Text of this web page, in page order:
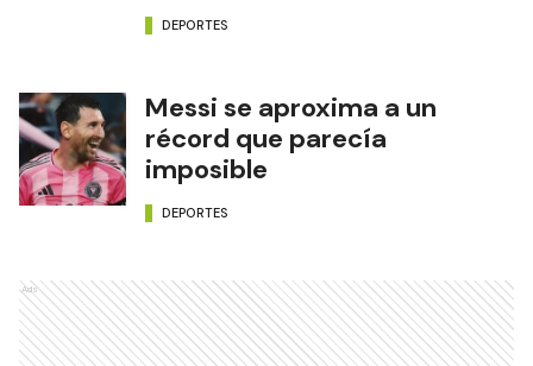
DEPORTES
Messi se aproxima a un
récord que parecía
imposible
DEPORTES
Ads